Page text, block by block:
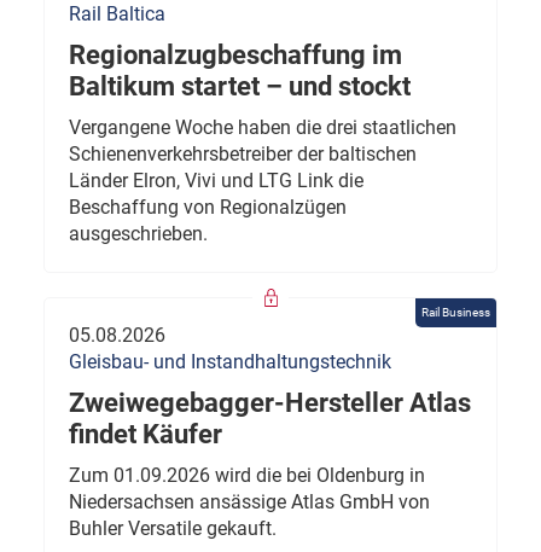
Rail Baltica
Regionalzugbeschaffung im
Baltikum startet – und stockt
Vergangene Woche haben die drei staatlichen
Schienenverkehrsbetreiber der baltischen
Länder Elron, Vivi und LTG Link die
Beschaffung von Regionalzügen
ausgeschrieben.
Rail Business
05.08.2026
Gleisbau- und Instandhaltungstechnik
Zweiwegebagger-Hersteller Atlas
findet Käufer
Zum 01.09.2026 wird die bei Oldenburg in
Niedersachsen ansässige Atlas GmbH von
Buhler Versatile gekauft.